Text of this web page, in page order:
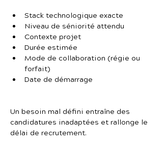
Stack technologique exacte
Niveau de séniorité attendu
Contexte projet
Durée estimée
Mode de collaboration (régie ou
forfait)
Date de démarrage
Un besoin mal défini entraîne des
candidatures inadaptées et rallonge le
délai de recrutement.